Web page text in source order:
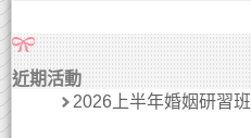
近期活動
2026上半年婚姻研習班